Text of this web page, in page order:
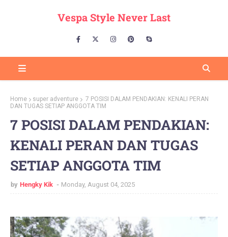
Vespa Style Never Last
Home super adventure
7 POSISI DALAM PENDAKIAN: KENALI PERAN
DAN TUGAS SETIAP ANGGOTA TIM
7 POSISI DALAM PENDAKIAN:
KENALI PERAN DAN TUGAS
SETIAP ANGGOTA TIM
by Hengky Kik Monday, August 04, 2025